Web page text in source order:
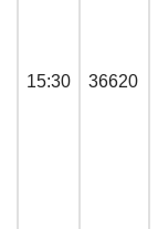
15:30 36620